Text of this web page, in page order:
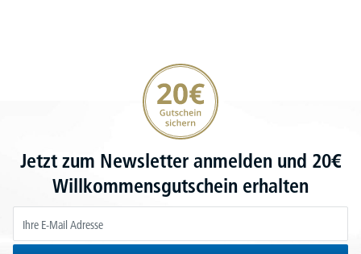
20€ Gutschein sichern
Jetzt zum Newsletter anmelden und 20€
Willkommensgutschein erhalten